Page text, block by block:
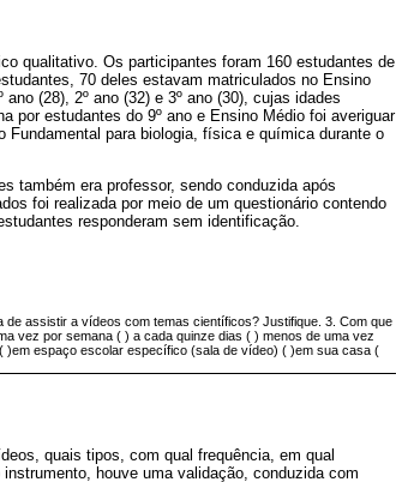
qualitativo. Os participantes foram 160 estudantes de
70 deles estavam matriculados no Ensino
(28), 2º ano (32) e 3º ano (30), cujas idades
por estudantes do 9º ano e Ensino Médio foi averiguar
para biologia, física e química durante o
também era professor, sendo conduzida após
foi realizada por meio de um questionário contendo
responderam sem identificação.
assistir a vídeos com temas científicos? Justifique. 3. Com que
vez por semana ( ) a cada quinze dias ( ) menos de uma vez
espaço escolar específico (sala de vídeo) ( )em sua casa (
quais tipos, com qual frequência, em qual
houve uma validação, conduzida com